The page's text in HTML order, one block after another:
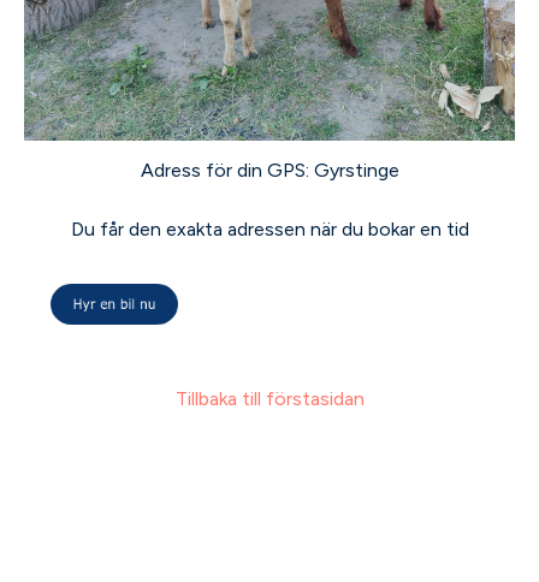
Adress för din GPS: Gyrstinge
Du får den exakta adressen när du bokar en tid
Tillbaka till förstasidan